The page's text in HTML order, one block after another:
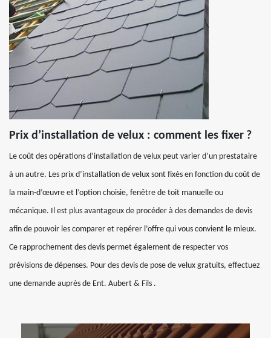
Prix d’installation de velux : comment les fixer ?
Le coût des opérations d’installation de velux peut varier d’un prestataire
à un autre. Les prix d’installation de velux sont fixés en fonction du coût de
la main-d’œuvre et l’option choisie, fenêtre de toit manuelle ou
mécanique. Il est plus avantageux de procéder à des demandes de devis
afin de pouvoir les comparer et repérer l’offre qui vous convient le mieux.
Ce rapprochement des devis permet également de respecter vos
prévisions de dépenses. Pour des devis de pose de velux gratuits, effectuez
une demande auprès de Ent. Aubert & Fils .